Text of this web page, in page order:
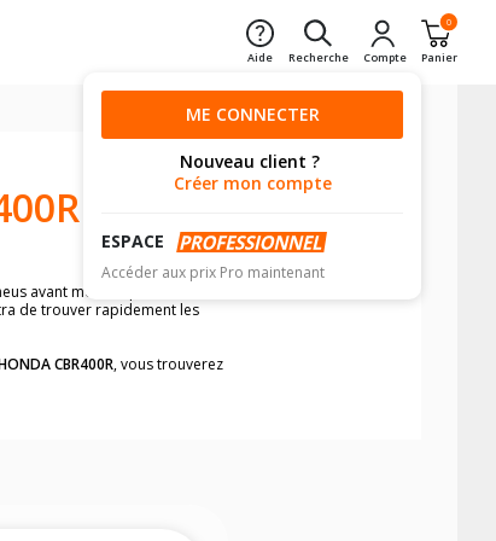
Aide Recherche Compte
0
Panier
ME CONNECTER
Nouveau client ?
Créer mon compte
ESPACE
Accéder aux prix Pro maintenant
avant moto et pneus arrière
de trouver rapidement les
CBR400R, vous trouverez
dans le carnet de bord de